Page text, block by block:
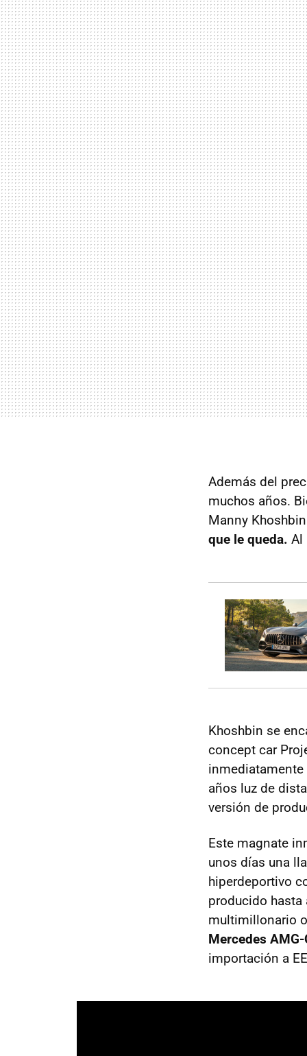
Además del
muchos años.
Manny
que le queda. Al
Khoshbin se
concept car
inmediatamente
años luz de
versión de
Este magnate
unos días una
hiperdeportivo
producido hasta
multimillonario
Mercedes
importación a